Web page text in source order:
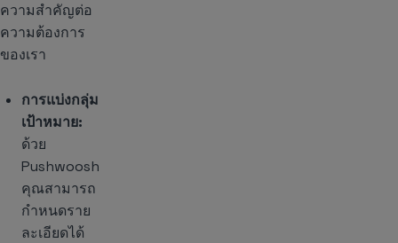
ความสำคัญต่อ
ความต้องการ
ของเรา
การแบ่งกลุ่ม
เป้าหมาย:
ด้วย
Pushwoosh
คุณสามารถ
กำหนดราย
ละเอียดได้